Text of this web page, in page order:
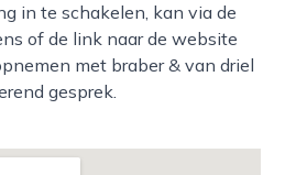
in te schakelen, kan via de
of de link naar de website
met braber & van driel
gesprek.